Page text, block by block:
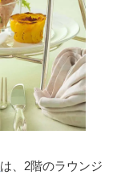
は、2階のラウンジ